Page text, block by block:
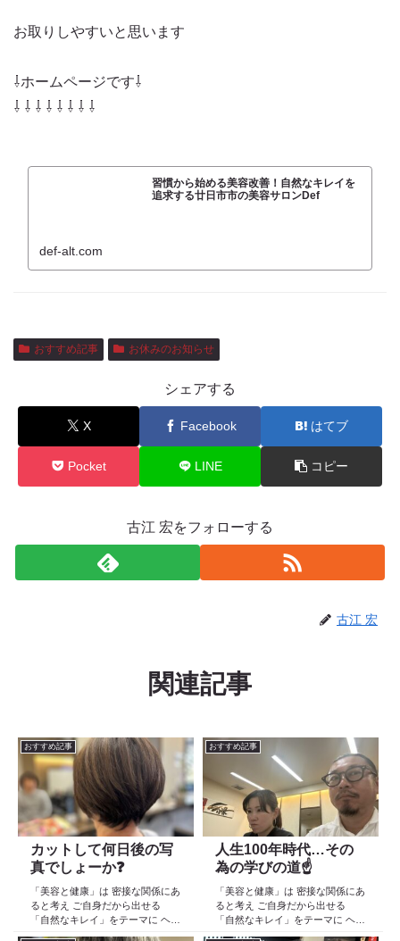
お取りしやすいと思います
⇩ホームページです⇩
⇩ ⇩ ⇩ ⇩ ⇩ ⇩ ⇩ ⇩
習慣から始める美容改善！自然なキレイを
追求する廿日市市の美容サロンDef
def-alt.com
おすすめ記事 お休みのお知らせ
シェアする
X Facebook はてブ
Pocket LINE コピー
古江 宏をフォローする
古江 宏
関連記事
おすすめ記事
カットして何日後の写
真でしょーか❓
「美容と健康」は 密接な関係にあ
ると考え ご自身だから出せる
「自然なキレイ」をテーマに ヘア
おすすめ記事
人生100年時代…その
為の学びの道☝️
「美容と健康」は 密接な関係にあ
ると考え ご自身だから出せる
「自然なキレイ」をテーマに ヘア